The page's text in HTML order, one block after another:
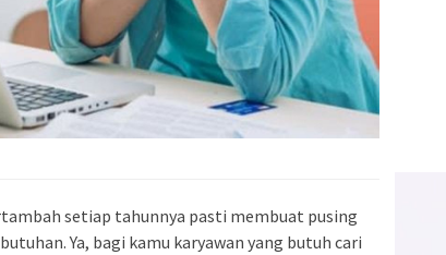
setiap tahunnya pasti membuat pusing
Ya, bagi kamu karyawan yang butuh cari